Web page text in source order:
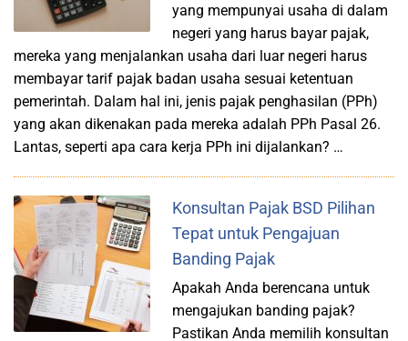
yang mempunyai usaha di dalam
negeri yang harus bayar pajak,
mereka yang menjalankan usaha dari luar negeri harus
membayar tarif pajak badan usaha sesuai ketentuan
pemerintah. Dalam hal ini, jenis pajak penghasilan (PPh)
yang akan dikenakan pada mereka adalah PPh Pasal 26.
Lantas, seperti apa cara kerja PPh ini dijalankan? …
Konsultan Pajak BSD Pilihan
Tepat untuk Pengajuan
Banding Pajak
Apakah Anda berencana untuk
mengajukan banding pajak?
Pastikan Anda memilih konsultan